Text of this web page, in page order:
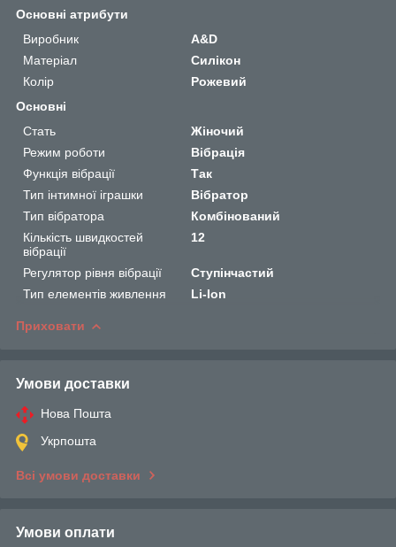
Основні атрибути
Виробник
A&D
Матеріал
Силікон
Колір
Рожевий
Основні
Стать
Жіночий
Режим роботи
Вібрація
Функція вібрації
Так
Тип інтимної іграшки
Вібратор
Тип вібратора
Комбінований
Кількість швидкостей
вібрації
12
Регулятор рівня вібрації
Ступінчастий
Тип елементів живлення
Li-Ion
Приховати
Умови доставки
Нова Пошта
Укрпошта
Всі умови доставки
Умови оплати